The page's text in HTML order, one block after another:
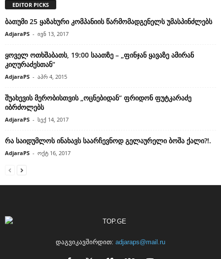
EDITOR PICKS
ბათუმი 25 ყაზახური კომპანიის წარმომადგენელს უმასპინძლებს
AdjaraPS - ივნ 13, 2017
ყოველ ოთხშაბათს, 19:00 საათზე – „ფინჯან ყავაზე ამირან
კიღურაძესთან“
AdjaraPS - აპრ 4, 2015
შუახევის მერობისთვის „ოცნებიდან“ ფრიდონ ფუტკარაძე
იბრძოლებს
AdjaraPS - სექ 14, 2017
რა საიდუმლოს ინახავს საარჩევნოდ გელაურელი ბოშა ქალი?!.
AdjaraPS - ოქტ 16, 2017
დაგვიკავშირდით: adjaraps@mail.ru